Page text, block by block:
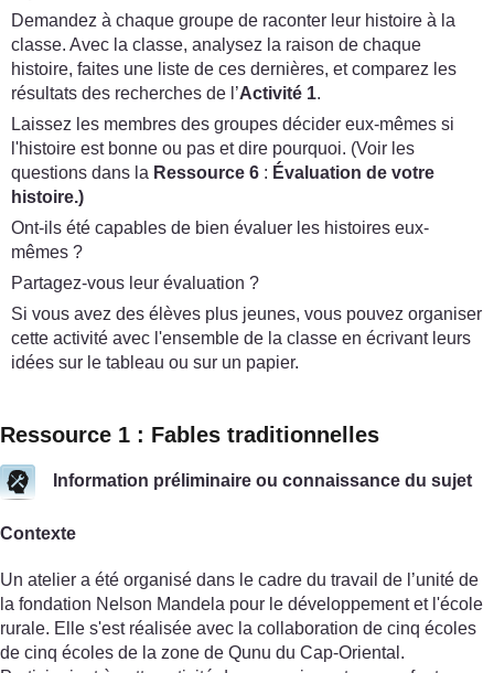
Demandez à chaque groupe de raconter leur histoire à la
classe. Avec la classe, analysez la raison de chaque
histoire, faites une liste de ces dernières, et comparez les
résultats des recherches de l’Activité 1.
Laissez les membres des groupes décider eux-mêmes si
l'histoire est bonne ou pas et dire pourquoi. (Voir les
questions dans la Ressource 6 : Évaluation de votre
histoire.)
Ont-ils été capables de bien évaluer les histoires eux-
mêmes ?
Partagez-vous leur évaluation ?
Si vous avez des élèves plus jeunes, vous pouvez organiser
cette activité avec l'ensemble de la classe en écrivant leurs
idées sur le tableau ou sur un papier.
Ressource 1 : Fables traditionnelles
Information préliminaire ou connaissance du sujet
Contexte
Un atelier a été organisé dans le cadre du travail de l’unité de
la fondation Nelson Mandela pour le développement et l'école
rurale. Elle s'est réalisée avec la collaboration de cinq écoles
de cinq écoles de la zone de Qunu du Cap-Oriental.